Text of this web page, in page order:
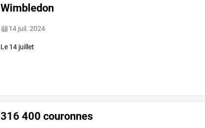
Wimbledon
14 juil. 2024
Le 14 juillet
316 400 couronnes